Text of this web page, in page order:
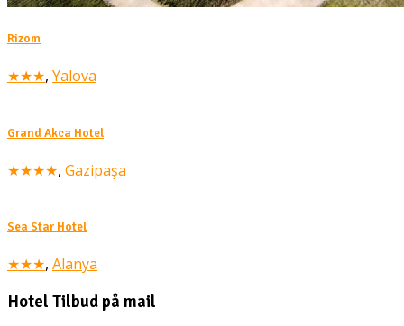
Rizom
★★★, Yalova
Grand Akca Hotel
★★★★, Gazipaşa
Sea Star Hotel
★★★, Alanya
Hotel Tilbud på mail